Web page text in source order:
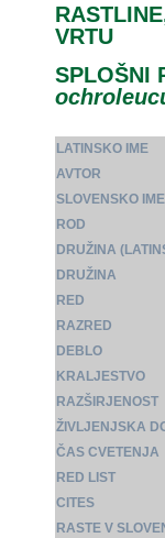
VRTU
SPLOŠNI
LATINSKO IME
AVTOR
SLOVENSKO IME
ROD
DRUŽINA
DRUŽINA
RED
RAZRED
DEBLO
KRALJESTVO
RAZŠIRJENOST
ŽIVLJENJSKA
ČAS CVETENJA
RED LIST
CITES
RASTE V